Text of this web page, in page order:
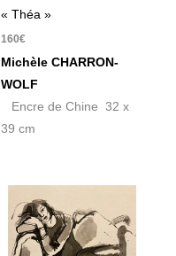
« Théa »
160€
Michèle CHARRON-
WOLF
Encre de Chine 32 x
39 cm